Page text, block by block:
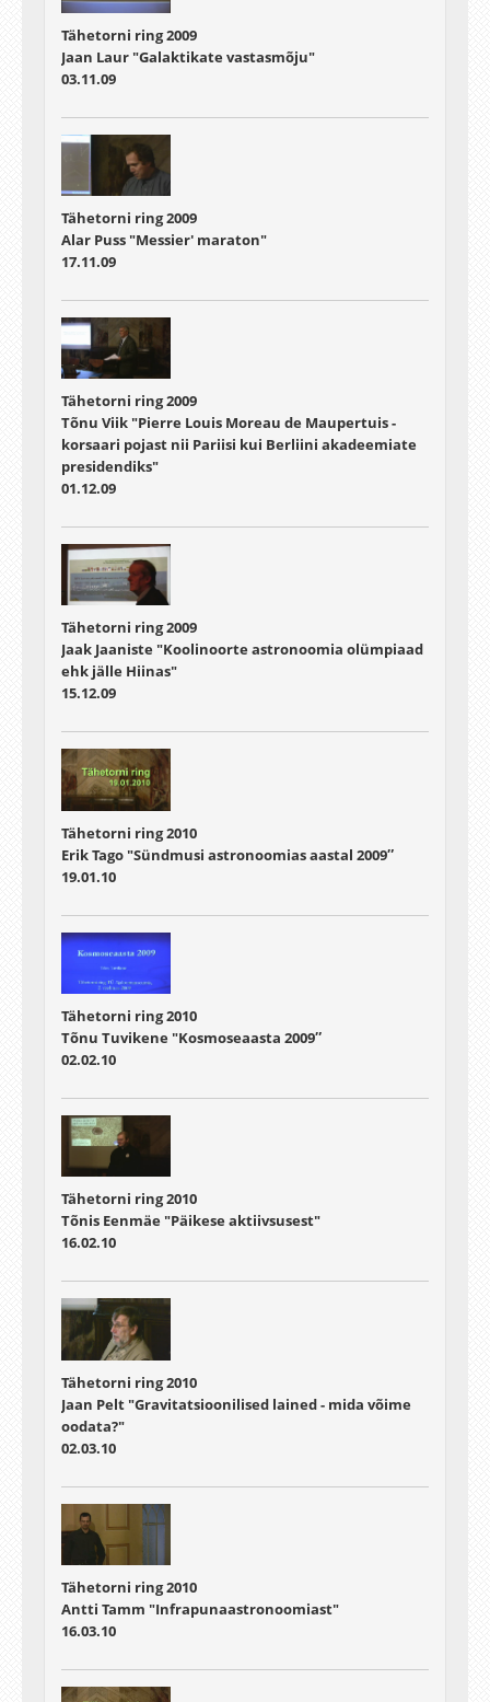
Tähetorni ring 2009
Jaan Laur "Galaktikate vastasmõju"
03.11.09
Tähetorni ring 2009
Alar Puss "Messier' maraton"
17.11.09
Tähetorni ring 2009
Tõnu Viik "Pierre Louis Moreau de Maupertuis -
korsaari pojast nii Pariisi kui Berliini akadeemiate
presidendiks"
01.12.09
Tähetorni ring 2009
Jaak Jaaniste "Koolinoorte astronoomia olümpiaad
ehk jälle Hiinas"
15.12.09
Tähetorni ring 2010
Erik Tago "Sündmusi astronoomias aastal 2009″
19.01.10
Tähetorni ring 2010
Tõnu Tuvikene "Kosmoseaasta 2009″
02.02.10
Tähetorni ring 2010
Tõnis Eenmäe "Päikese aktiivsusest"
16.02.10
Tähetorni ring 2010
Jaan Pelt "Gravitatsioonilised lained - mida võime
oodata?"
02.03.10
Tähetorni ring 2010
Antti Tamm "Infrapunaastronoomiast"
16.03.10